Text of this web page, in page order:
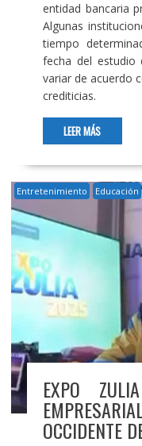
entidad bancaria
Algunas
tiempo
fecha del
variar de acuerdo
crediticias.
LEER MÁS
Entretenimiento Educación
EXPO
OCCIDENTE